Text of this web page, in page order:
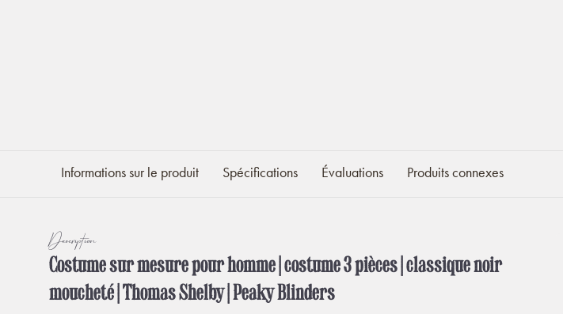
Informations sur le produit Spécifications Évaluations Produits connexes
Description
Costume sur mesure pour homme | costume 3 pièces | classique noir
moucheté | Thomas Shelby | Peaky Blinders